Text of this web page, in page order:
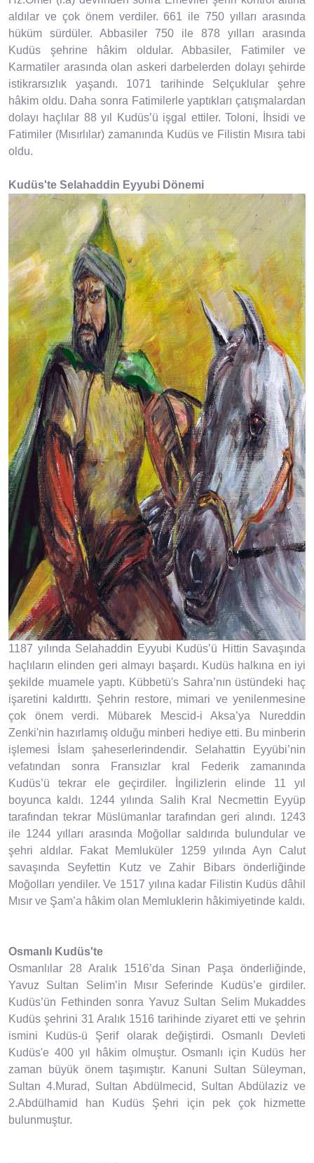
aldılar ve çok önem verdiler. 661 ile 750 yılları arasında
hüküm sürdüler. Abbasiler 750 ile 878 yılları arasında
Kudüs şehrine hâkim oldular. Abbasiler, Fatimiler ve
Karmatiler arasında olan askeri darbelerden dolayı şehirde
istikrarsızlık yaşandı. 1071 tarihinde Selçuklular şehre
hâkim oldu. Daha sonra Fatimilerle yaptıkları çatışmalardan
dolayı haçlılar 88 yıl Kudüs’ü işgal ettiler. Toloni, İhsidi ve
Fatimiler (Mısırlılar) zamanında Kudüs ve Filistin Mısıra tabi
oldu.
Kudüs'te Selahaddin Eyyubi Dönemi
1187 yılında Selahaddin Eyyubi Kudüs’ü Hittin Savaşında
haçlıların elinden geri almayı başardı. Kudüs halkına en iyi
şekilde muamele yaptı. Kübbetü's Sahra’nın üstündeki haç
işaretini kaldırttı. Şehrin restore, mimari ve yenilenmesine
çok önem verdi. Mübarek Mescid-i Aksa’ya Nureddin
Zenki'nin hazırlamış olduğu minberi hediye etti. Bu minberin
işlemesi İslam şaheserlerindendir. Selahattin Eyyübi’nin
vefatından sonra Fransızlar kral Federik zamanında
Kudüs’ü tekrar ele geçirdiler. İngilizlerin elinde 11 yıl
boyunca kaldı. 1244 yılında Salih Kral Necmettin Eyyüp
tarafından tekrar Müslümanlar tarafından geri alındı. 1243
ile 1244 yılları arasında Moğollar saldırıda bulundular ve
şehri aldılar. Fakat Memluküler 1259 yılında Ayn Calut
savaşında Seyfettin Kutz ve Zahir Bibars önderliğinde
Moğolları yendiler. Ve 1517 yılına kadar Filistin Kudüs dâhil
Mısır ve Şam’a hâkim olan Memluklerin hâkimiyetinde kaldı.
Osmanlı Kudüs'te
Osmanlılar 28 Aralık 1516’da Sinan Paşa önderliğinde,
Yavuz Sultan Selim’in Mısır Seferinde Kudüs’e girdiler.
Kudüs’ün Fethinden sonra Yavuz Sultan Selim Mukaddes
Kudüs şehrini 31 Aralık 1516 tarihinde ziyaret etti ve şehrin
ismini Kudüs-ü Şerif olarak değiştirdi. Osmanlı Devleti
Kudüs'e 400 yıl hâkim olmuştur. Osmanlı için Kudüs her
zaman büyük önem taşımıştır. Kanuni Sultan Süleyman,
Sultan 4.Murad, Sultan Abdülmecid, Sultan Abdülaziz ve
2.Abdülhamid han Kudüs Şehri için pek çok hizmette
bulunmuştur.